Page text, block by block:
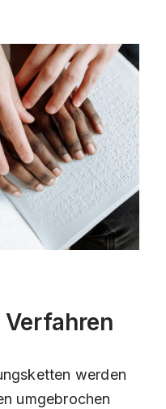
werden
umgebrochen